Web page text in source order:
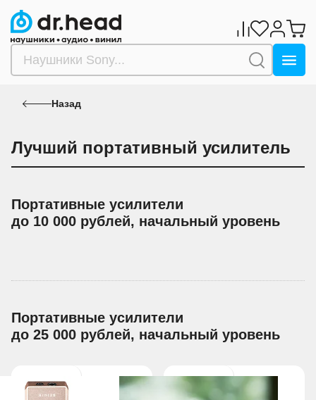
Назад
Лучший портативный усилитель
Портативные усилители
до 10 000 рублей, начальный уровень
Портативные усилители
до 25 000 рублей, начальный уровень